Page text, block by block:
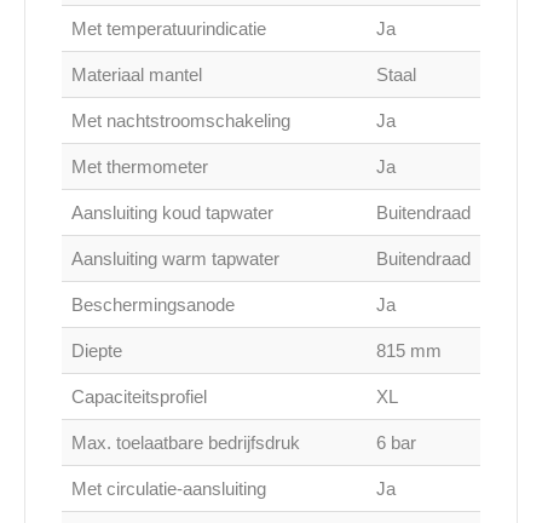
Met temperatuurindicatie Ja
Materiaal mantel Staal
Met nachtstroomschakeling Ja
Met thermometer Ja
Aansluiting koud tapwater Buitendraad
Aansluiting warm tapwater Buitendraad
Beschermingsanode Ja
Diepte 815 mm
Capaciteitsprofiel XL
Max. toelaatbare bedrijfsdruk 6 bar
Met circulatie-aansluiting Ja